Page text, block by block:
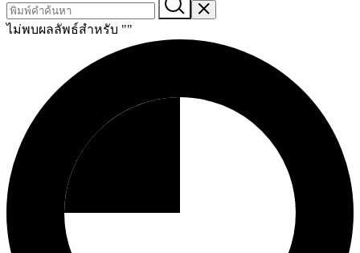
ไม่พบผลลัพธ์สำหรับ ""